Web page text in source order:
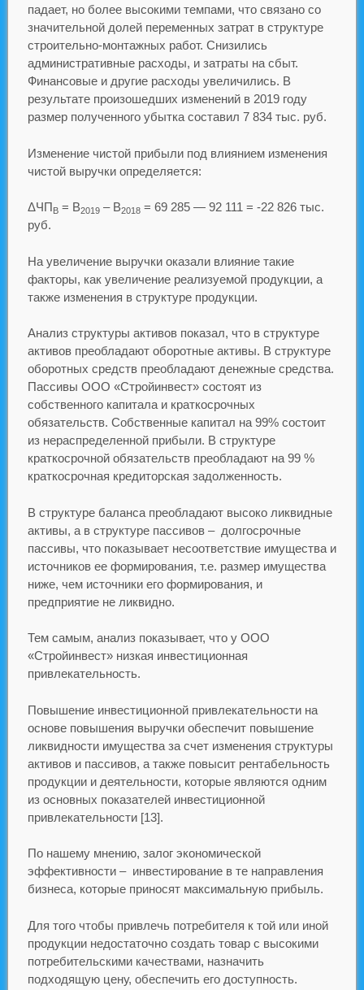
падает, но более высокими темпами, что связано со
значительной долей переменных затрат в структуре
строительно-монтажных работ. Снизились
административные расходы, и затраты на сбыт.
Финансовые и другие расходы увеличились. В
результате произошедших изменений в 2019 году
размер полученного убытка составил 7 834 тыс. руб.
Изменение чистой прибыли под влиянием изменения
чистой выручки определяется:
ΔЧПВ= В2019– В2018= 69 285 — 92 111 = -22 826 тыс.
руб.
На увеличение выручки оказали влияние такие
факторы, как увеличение реализуемой продукции, а
также изменения в структуре продукции.
Анализ структуры активов показал, что в структуре
активов преобладают оборотные активы. В структуре
оборотных средств преобладают денежные средства.
Пассивы ООО «Стройинвест» состоят из
собственного капитала и краткосрочных
обязательств. Собственные капитал на 99% состоит
из нераспределенной прибыли. В структуре
краткосрочной обязательств преобладают на 99 %
краткосрочная кредиторская задолженность.
В структуре баланса преобладают высоко ликвидные
активы, а в структуре пассивов – долгосрочные
пассивы, что показывает несоответствие имущества и
источников ее формирования, т.е. размер имущества
ниже, чем источники его формирования, и
предприятие не ликвидно.
Тем самым, анализ показывает, что у ООО
«Стройинвест» низкая инвестиционная
привлекательность.
Повышение инвестиционной привлекательности на
основе повышения выручки обеспечит повышение
ликвидности имущества за счет изменения структуры
активов и пассивов, а также повысит рентабельность
продукции и деятельности, которые являются одним
из основных показателей инвестиционной
привлекательности [13].
По нашему мнению, залог экономической
эффективности – инвестирование в те направления
бизнеса, которые приносят максимальную прибыль.
Для того чтобы привлечь потребителя к той или иной
продукции недостаточно создать товар с высокими
потребительскими качествами, назначить
подходящую цену, обеспечить его доступность.